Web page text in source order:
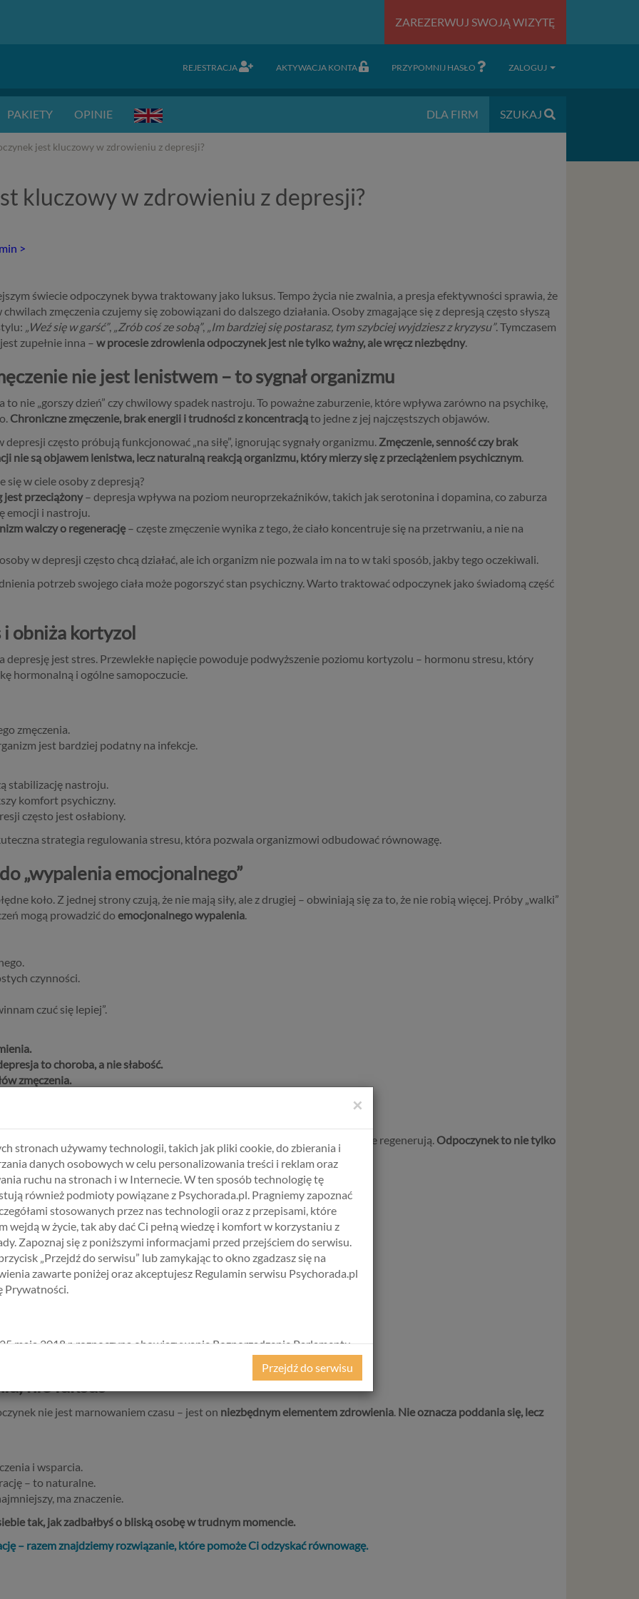
ZAREZERWUJ SWOJĄ WIZYTĘ
REJESTRACJA AKTYWACJA KONTA PRZYPOMNIJ HASŁO ZALOGUJ
PAKIETY OPINIE DLA FIRM SZUKAJ
jest kluczowy w zdrowieniu z depresji?
kluczowy w zdrowieniu z depresji?
>
świecie odpoczynek bywa traktowany jako luksus. Tempo życia nie zwalnia, a presja efektywności sprawia, że
zmęczenia czujemy się zobowiązani do dalszego działania. Osoby zmagające się z depresją często słyszą
„Weź się w garść”, „Zrób coś ze sobą”, „Im bardziej się postarasz, tym szybciej wyjdziesz z kryzysu”. Tymczasem
zupełnie inna – w procesie zdrowienia odpoczynek jest nie tylko ważny, ale wręcz niezbędny.
nie jest lenistwem – to sygnał organizmu
to nie „gorszy dzień” czy chwilowy spadek nastroju. To poważne zaburzenie, które wpływa zarówno na psychikę,
Chroniczne zmęczenie, brak energii i trudności z koncentracjąto jedne z jej najczęstszych objawów.
depresji często próbują funkcjonować „na siłę”, ignorując sygnały organizmu. Zmęczenie, senność czy brak
nie są objawem lenistwa, lecz naturalną reakcją organizmu, który mierzy się z przeciążeniem psychicznym.
się w ciele osoby z depresją?
jest przeciążony– depresja wpływa na poziom neuroprzekaźników, takich jak serotonina i dopamina, co zaburza
emocji i nastroju.
walczy o regenerację– częste zmęczenie wynika z tego, że ciało koncentruje się na przetrwaniu, a nie na
w depresji często chcą działać, ale ich organizm nie pozwala im na to w taki sposób, jakby tego oczekiwali.
potrzeb swojego ciała może pogorszyć stan psychiczny. Warto traktować odpoczynek jako świadomą część
obniża kortyzol
depresję jest stres. Przewlekłe napięcie powoduje podwyższenie poziomu kortyzolu – hormonu stresu, który
hormonalną i ogólne samopoczucie.
zmęczenia.
jest bardziej podatny na infekcje.
stabilizację nastroju.
komfort psychiczny.
często jest osłabiony.
strategia regulowania stresu, która pozwala organizmowi odbudować równowagę.
„wypalenia emocjonalnego”
koło. Z jednej strony czują, że nie mają siły, ale z drugiej – obwiniają się za to, że nie robią więcej. Próby „walki”
mogą prowadzić do emocjonalnego wypalenia.
czynności.
czuć się lepiej”.
to choroba, a nie słabość.
zmęczenia.
stratę czasu lub nieświadomie wybiera formy odpoczynku, które wcale nie regenerują. Odpoczynek to nie tylko
pomagają odbudować siły.
w regeneracji organizmu.
może pogłębiać uczucie przytłoczenia.
spacer może poprawić nastrój.
muzyki pomagają wyciszyć umysł.
w zdrowieniu.
(może prowadzić do porównań i pogorszenia samopoczucia).
siły.
przerwy.
nie luksus
nie jest marnowaniem czasu – jest on niezbędnym elementem zdrowienia. Nie oznacza poddania się, lecz
i wsparcia.
– to naturalne.
ma znaczenie.
tak, jak zadbałbyś o bliską osobę w trudnym momencie.
– razem znajdziemy rozwiązanie, które pomoże Ci odzyskać równowagę.
×
stronach używamy technologii, takich jak pliki cookie, do zbierania i
danych osobowych w celu personalizowania treści i reklam oraz
ruchu na stronach i w Internecie. W ten sposób technologię tę
również podmioty powiązane z Psychorada.pl. Pragniemy zapoznać
stosowanych przez nas technologii oraz z przepisami, które
wejdą w życie, tak aby dać Ci pełną wiedzę i komfort w korzystaniu z
Zapoznaj się z poniższymi informacjami przed przejściem do serwisu.
„Przejdź do serwisu” lub zamykając to okno zgadzasz się na
zawarte poniżej oraz akceptujesz Regulamin serwisu Psychorada.pl
Prywatności.
maja 2018 r. rozpoczyna obowiązywanie Rozporządzenie Parlamentu
i Rady (UE) 2016/679 z dnia 27 kwietnia 2016 r. w sprawie ochrony
w związku z przetwarzaniem danych osobowych i w sprawie
przepływu takich danych oraz uchylenia dyrektywy 95/46/WE
popularnie jako „RODO”). RODO obowiązywać będzie w identycznym
wszystkich krajach Unii Europejskiej, a więc także w Polsce i
takich jak między innymi usługi serwisu Psychorada.pl. W tej
przedstawiamy skrót najważniejszych zagadnień dotyczących
Twoich danych osobowych, jakie może mieć miejsce po 25 maja
z korzystaniem z naszych usług. Prosimy Cię o jej przeczytanie,
to więcej niż kilka minut.
Przejdź do serwisu